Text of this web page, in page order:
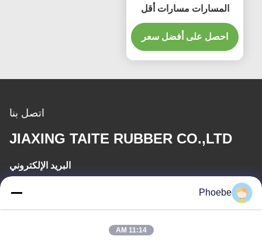
المسارات مسارات أقل
ضررا على سطح الأرض
احصل على أفضل سعر
اتصل بنا
JIAXING TAITE RUBBER CO.,LTD
البريد الإلكتروني
hn.lin@taite-track.com
Phoebe
11:14 AM